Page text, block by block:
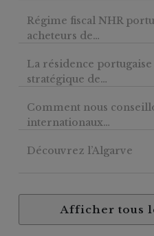
Régime fiscal NHR
acheteurs de…
La résidence
stratégique de…
Comment nous
internationaux…
Découvrez l’Algarve
Afficher tous